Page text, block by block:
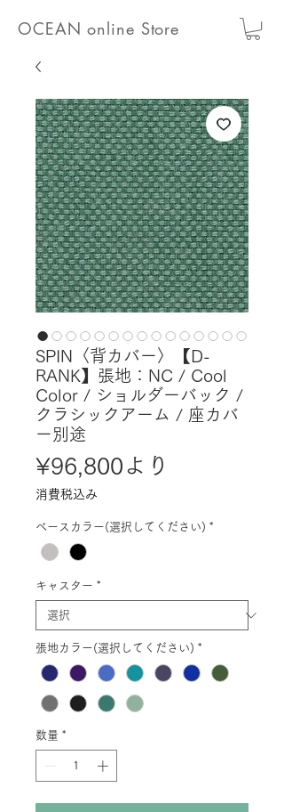
OCEAN online Store
SPIN〈背カバー〉【D-
RANK】張地：NC / Cool
Color / ショルダーバック /
クラシックアーム / 座カバ
ー別途
¥96,800より
ル
消費税込み
ベースカラー(選択してください) *
キャスター *
張地カラー(選択してください) *
数量 *